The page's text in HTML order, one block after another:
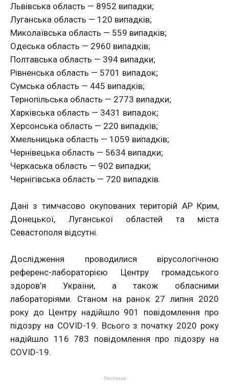
Львівська область — 8952 випадки;
Луганська область — 120 випадків;
Миколаївська область — 559 випадків;
Одеська область — 2960 випадків;
Полтавська область — 394 випадки;
Рівненська область — 5701 випадок;
Сумська область — 445 випадків;
Тернопільська область — 2773 випадки;
Харківська область — 3431 випадок;
Херсонська область — 220 випадків;
Хмельницька область — 1059 випадків;
Чернівецька область — 5634 випадки;
Черкаська область — 902 випадки;
Чернігівська область — 720 випадків.
Дані з тимчасово окупованих територій АР Крим,
Донецької, Луганської областей та міста
Севастополя відсутні.
Дослідження проводилися вірусологічною
референс-лабораторією Центру громадського
здоров’я України, а також обласними
лабораторіями. Станом на ранок 27 липня 2020
року до Центру надійшло 901 повідомлення про
підозру на COVID-19. Всього з початку 2020 року
надійшло 116 783 повідомлення про підозру на
COVID-19.
- Реклама -